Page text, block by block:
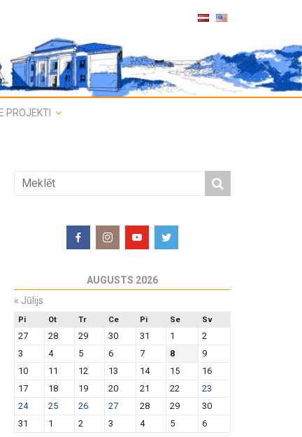
PROJEKTI
AUGUSTS 2026
« Jūlijs
Pi Ot Tr Ce Pi Se Sv
27 28 29 30 31 1
2
3
4 5 6 7 8
9
10
11 12 13 14 15
16
17
18 19 20 21 22
23
24
25 26 27 28 29
30
31
1 2 3 4 5 6